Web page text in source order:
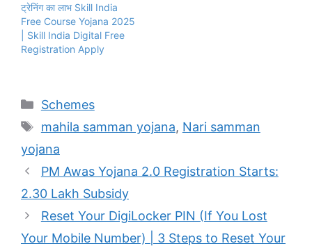
ट्रेनिंग का लाभ Skill India
Free Course Yojana 2025
| Skill India Digital Free
Registration Apply
Categories
Schemes
Tags
mahila samman yojana, Nari samman
yojana
PM Awas Yojana 2.0 Registration Starts:
2.30 Lakh Subsidy
Reset Your DigiLocker PIN (If You Lost
Your Mobile Number) | 3 Steps to Reset Your